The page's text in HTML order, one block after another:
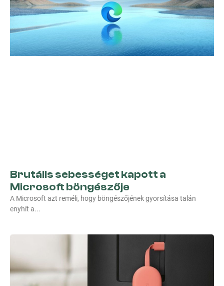
Brutális sebességet kapott a
Microsoft böngészője
A Microsoft azt reméli, hogy böngészőjének gyorsítása talán
enyhít a